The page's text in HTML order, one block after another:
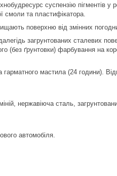
суспензію пігментів у
смоли та пластифікатора.
поверхню від змінних
загрунтованих сталевих
(без ґрунтовки) фарбування на
гарматного мастила (24 години).
нержавіюча сталь,
автомобіля.